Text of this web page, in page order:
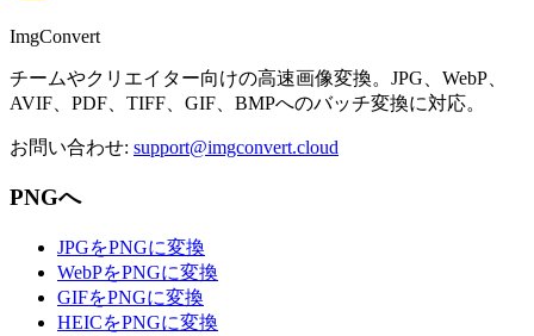
ImgConvert
チームやクリエイター向けの高速画像変換。JPG、WebP、
AVIF、PDF、TIFF、GIF、BMPへのバッチ変換に対応。
お問い合わせ: support@imgconvert.cloud
PNGへ
JPGをPNGに変換
WebPをPNGに変換
GIFをPNGに変換
HEICをPNGに変換